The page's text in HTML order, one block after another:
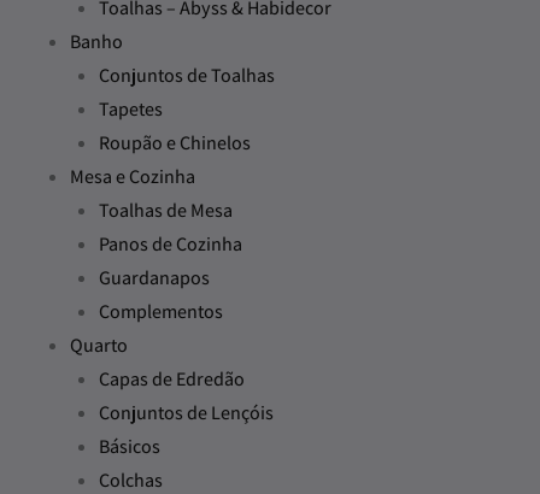
Toalhas – Abyss & Habidecor
Banho
Conjuntos de Toalhas
Tapetes
Roupão e Chinelos
Mesa e Cozinha
Toalhas de Mesa
Panos de Cozinha
Guardanapos
Complementos
Quarto
Capas de Edredão
Conjuntos de Lençóis
Básicos
Colchas